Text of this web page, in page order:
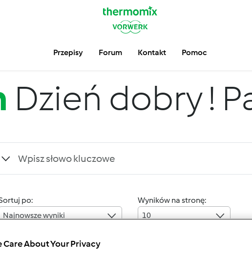
Przepisy Forum Kontakt Pomoc
Dzień dobry !
po:
Najnowsze wyniki
Wyników na stronę:
10
Care About Your Privacy